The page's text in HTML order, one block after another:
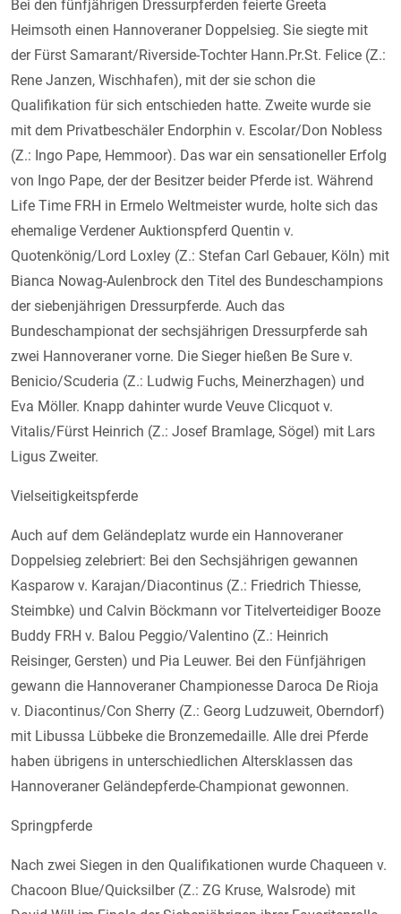
Bei den fünfjährigen Dressurpferden feierte Greeta
Heimsoth einen Hannoveraner Doppelsieg. Sie siegte mit
der Fürst Samarant/Riverside-Tochter Hann.Pr.St. Felice (Z.:
Rene Janzen, Wischhafen), mit der sie schon die
Qualifikation für sich entschieden hatte. Zweite wurde sie
mit dem Privatbeschäler Endorphin v. Escolar/Don Nobless
(Z.: Ingo Pape, Hemmoor). Das war ein sensationeller Erfolg
von Ingo Pape, der der Besitzer beider Pferde ist. Während
Life Time FRH in Ermelo Weltmeister wurde, holte sich das
ehemalige Verdener Auktionspferd Quentin v.
Quotenkönig/Lord Loxley (Z.: Stefan Carl Gebauer, Köln) mit
Bianca Nowag-Aulenbrock den Titel des Bundeschampions
der siebenjährigen Dressurpferde. Auch das
Bundeschampionat der sechsjährigen Dressurpferde sah
zwei Hannoveraner vorne. Die Sieger hießen Be Sure v.
Benicio/Scuderia (Z.: Ludwig Fuchs, Meinerzhagen) und
Eva Möller. Knapp dahinter wurde Veuve Clicquot v.
Vitalis/Fürst Heinrich (Z.: Josef Bramlage, Sögel) mit Lars
Ligus Zweiter.
Vielseitigkeitspferde
Auch auf dem Geländeplatz wurde ein Hannoveraner
Doppelsieg zelebriert: Bei den Sechsjährigen gewannen
Kasparow v. Karajan/Diacontinus (Z.: Friedrich Thiesse,
Steimbke) und Calvin Böckmann vor Titelverteidiger Booze
Buddy FRH v. Balou Peggio/Valentino (Z.: Heinrich
Reisinger, Gersten) und Pia Leuwer. Bei den Fünfjährigen
gewann die Hannoveraner Championesse Daroca De Rioja
v. Diacontinus/Con Sherry (Z.: Georg Ludzuweit, Oberndorf)
mit Libussa Lübbeke die Bronzemedaille. Alle drei Pferde
haben übrigens in unterschiedlichen Altersklassen das
Hannoveraner Geländepferde-Championat gewonnen.
Springpferde
Nach zwei Siegen in den Qualifikationen wurde Chaqueen v.
Chacoon Blue/Quicksilber (Z.: ZG Kruse, Walsrode) mit